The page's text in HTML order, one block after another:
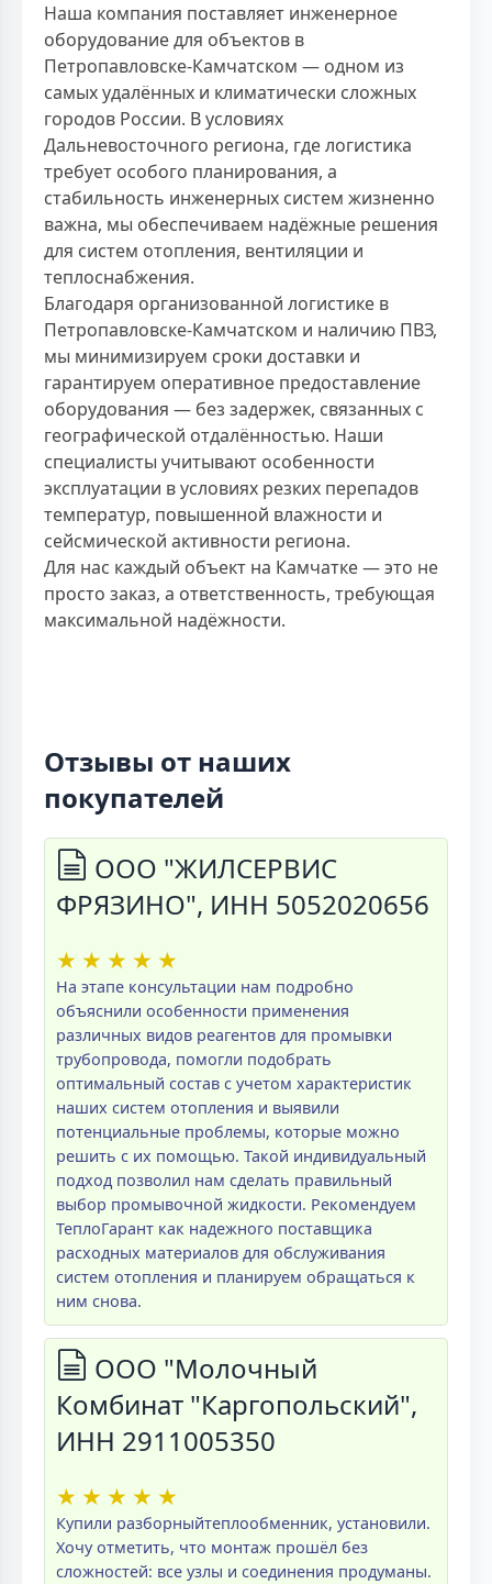
Наша компания поставляет инженерное
оборудование для объектов в
Петропавловске-Камчатском — одном из
самых удалённых и климатически сложных
городов России. В условиях
Дальневосточного региона, где логистика
требует особого планирования, а
стабильность инженерных систем жизненно
важна, мы обеспечиваем надёжные решения
для систем отопления, вентиляции и
теплоснабжения.
Благодаря организованной логистике в
Петропавловске-Камчатском и наличию ПВЗ,
мы минимизируем сроки доставки и
гарантируем оперативное предоставление
оборудования — без задержек, связанных с
географической отдалённостью. Наши
специалисты учитывают особенности
эксплуатации в условиях резких перепадов
температур, повышенной влажности и
сейсмической активности региона.
Для нас каждый объект на Камчатке — это не
просто заказ, а ответственность, требующая
максимальной надёжности.
Отзывы от наших
покупателей
ООО "ЖИЛСЕРВИС
ФРЯЗИНО", ИНН 5052020656
★ ★ ★ ★ ★
На этапе консультации нам подробно
объяснили особенности применения
различных видов реагентов для промывки
трубопровода, помогли подобрать
оптимальный состав с учетом характеристик
наших систем отопления и выявили
потенциальные проблемы, которые можно
решить с их помощью. Такой индивидуальный
подход позволил нам сделать правильный
выбор промывочной жидкости. Рекомендуем
ТеплоГарант как надежного поставщика
расходных материалов для обслуживания
систем отопления и планируем обращаться к
ним снова.
ООО "Молочный
Комбинат "Каргопольский",
ИНН 2911005350
★ ★ ★ ★ ★
Купили разборныйтеплообменник, установили.
Хочу отметить, что монтаж прошёл без
сложностей: все узлы и соединения продуманы.